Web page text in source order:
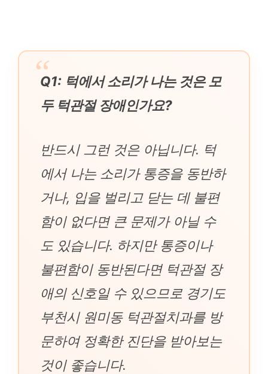
Q1: 턱에서 소리가 나는 것은 모
두 턱관절 장애인가요?
반드시 그런 것은 아닙니다. 턱
에서 나는 소리가 통증을 동반하
거나, 입을 벌리고 닫는 데 불편
함이 없다면 큰 문제가 아닐 수
도 있습니다. 하지만 통증이나
불편함이 동반된다면 턱관절 장
애의 신호일 수 있으므로 경기도
부천시 원미동 턱관절치과를 방
문하여 정확한 진단을 받아보는
것이 좋습니다.